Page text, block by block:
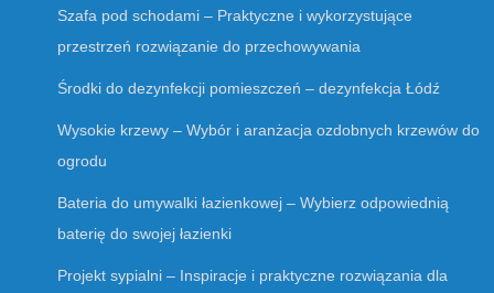
Szafa pod schodami – Praktyczne i wykorzystujące
przestrzeń rozwiązanie do przechowywania
Środki do dezynfekcji pomieszczeń – dezynfekcja Łódź
Wysokie krzewy – Wybór i aranżacja ozdobnych krzewów do
ogrodu
Bateria do umywalki łazienkowej – Wybierz odpowiednią
baterię do swojej łazienki
Projekt sypialni – Inspiracje i praktyczne rozwiązania dla